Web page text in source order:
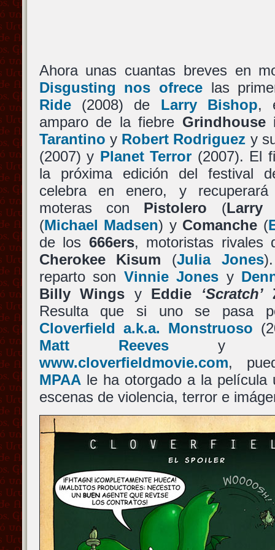
Ahora unas cuantas breves en
Disgusting nos ofrecelas
Ride(2008) de Larry Bishop,
amparo de la fiebre Grindhouse
Tarantino y Robert Rodriguez y
(2007) y Planet Terror (2007). El
la próxima edición del festival
celebra en enero, y
moteras con Pistolero (Larry
(Michael Madsen) y Comanche (
de los 666ers, motoristas rivales
Cherokee Kisum (Julia Jones
reparto son Vinnie Jones y
Billy Wings y Eddie ‘Scratch’
Resulta que si uno se pasa
Cloverfield a.k.a. Monstruoso
Matt Reevesy
www.cloverfieldmovie.com,
MPAAle ha otorgado a la
escenas de violencia, terror e